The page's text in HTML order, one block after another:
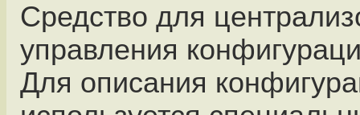
Средство для
управления
Для описания